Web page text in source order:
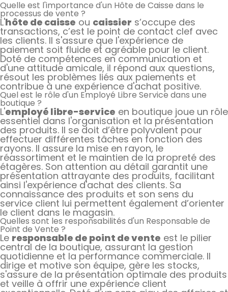
Quelle est l'importance d'un Hôte de Caisse dans le
processus de vente ?
L'hôte de caisse ou caissier s’occupe des
transactions, c’est le point de contact clef avec
les clients. Il s'assure que l'expérience de
paiement soit fluide et agréable pour le client.
Doté de compétences en communication et
d'une attitude amicale, il répond aux questions,
résout les problèmes liés aux paiements et
contribue à une expérience d'achat positive.
Quel est le rôle d'un Employé Libre Service dans une
boutique ?
L'employé libre-service en boutique joue un rôle
essentiel dans l'organisation et la présentation
des produits. Il se doit d’être polyvalent pour
effectuer différentes tâches en fonction des
rayons. Il assure la mise en rayon, le
réassortiment et le maintien de la propreté des
étagères. Son attention au détail garantit une
présentation attrayante des produits, facilitant
ainsi l'expérience d'achat des clients. Sa
connaissance des produits et son sens du
service client lui permettent également d’orienter
le client dans le magasin.
Quelles sont les responsabilités d'un Responsable de
Point de Vente ?
Le responsable de point de vente est le pilier
central de la boutique, assurant la gestion
quotidienne et la performance commerciale. Il
dirige et motive son équipe, gère les stocks,
s'assure de la présentation optimale des produits
et veille à offrir une expérience client